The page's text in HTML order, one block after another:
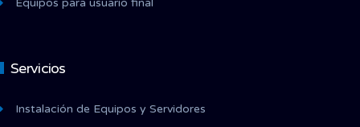
Equipos para usuario final
Servicios
Instalación de Equipos y Servidores